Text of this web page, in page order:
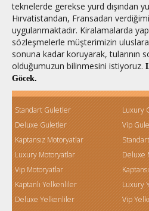
teknelerde gerekse yurd dışından
Hırvatistandan, Fransadan
uygulanmaktadır. Kiralamalarda
sözleşmelerle müşterimizin
sonuna kadar koruyarak, tularının
olduğumuzun bilinmesini istiyoruz.
Göcek.
Standart Guletler
Luxury
Deluxe Guletler
Vip
Kaptansız Motoryatlar
Luxury Motoryatlar
Deluxe
Vip Motoryatlar
Kaptanlı Yelkenliler
Luxury
Deluxe Yelkenliler
Vip